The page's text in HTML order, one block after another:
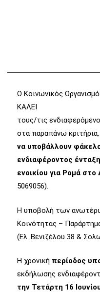
Ο Κοινωνικός
ΚΑΛΕΙ
τους/τις
στα παραπάνω κριτήρια,
να υποβάλλουν
ενδιαφέροντος
ενοικίου για Ρομά
5069056).
Η υποβολή των
Κοινότητας –
(Ελ. Βενιζέλου 38 &
Η χρονική περίοδος
εκδήλωσης
την Τετάρτη 16